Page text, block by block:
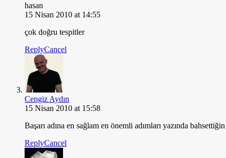
hasan
15 Nisan 2010 at 14:55
çok doğru tespitler
ReplyCancel
Cengiz Aydın
15 Nisan 2010 at 15:58
Başarı adına en sağlam en önemli adımları yazında
ReplyCancel